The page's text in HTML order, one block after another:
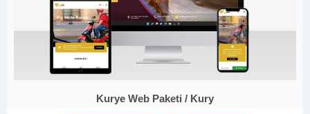
Kurye Web Paketi / Kury